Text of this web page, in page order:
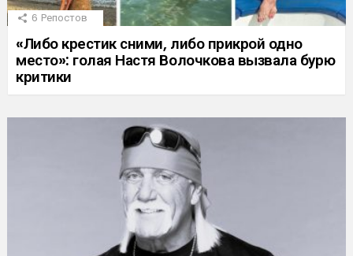
6 Репостов
«Либо крестик сними, либо прикрой одно
место»: голая Настя Волочкова вызвала бурю
критики